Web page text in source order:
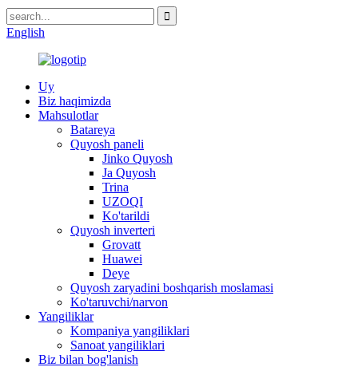
English
Uy
Biz haqimizda
Mahsulotlar
Batareya
Quyosh paneli
Jinko Quyosh
Ja Quyosh
Trina
UZOQI
Ko'tarildi
Quyosh inverteri
Grovatt
Huawei
Deye
Quyosh zaryadini boshqarish moslamasi
Ko'taruvchi/narvon
Yangiliklar
Kompaniya yangiliklari
Sanoat yangiliklari
Biz bilan bog'lanish